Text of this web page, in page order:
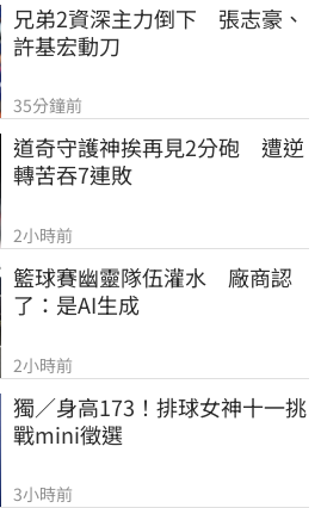
兄弟2資深主力倒下　張志豪、
許基宏動刀
35分鐘前
道奇守護神挨再見2分砲　遭逆
轉苦吞7連敗
2小時前
籃球賽幽靈隊伍灌水　廠商認
了：是AI生成
2小時前
獨／身高173！排球女神十一挑
戰mini徵選
3小時前